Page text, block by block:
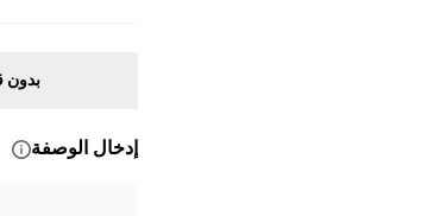
بدون
إدخال الوصفة